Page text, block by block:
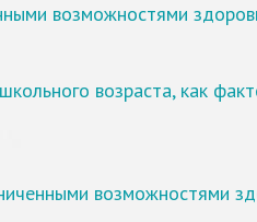
возможностями
возраста, как
возможностями